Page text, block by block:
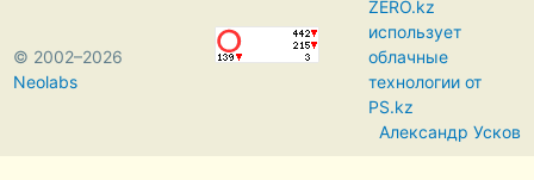
© 2002–2026
Neolabs
ZERO.kz
использует
облачные
технологии от
PS.kz
Александр Усков